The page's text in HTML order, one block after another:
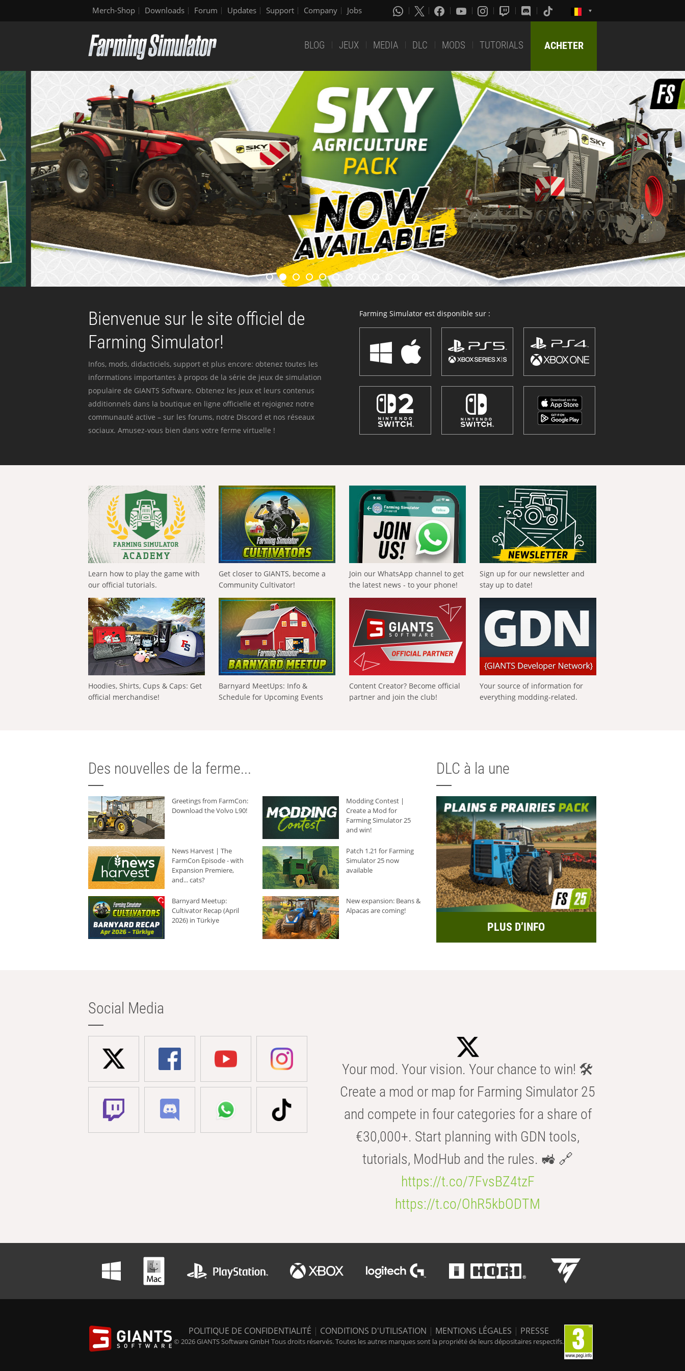
Merch-Shop Downloads Forum Updates Support Company Jobs
BLOG JEUX MEDIA DLC MODS TUTORIALS ACHETER
Bienvenue sur le site officiel de
Farming Simulator!
Infos, mods, didacticiels, support et plus encore: obtenez toutes les
informations importantes à propos de la série de jeux de simulation
populaire de GIANTS Software. Obtenez les jeux et leurs contenus
additionnels dans la boutique en ligne officielle et rejoignez notre
communauté active – sur les forums, notre Discord et nos réseaux
sociaux. Amusez-vous bien dans votre ferme virtuelle !
Farming Simulator est disponible sur :
Learn how to play the game with
our official tutorials.
Get closer to GIANTS, become a
Community Cultivator!
Join our WhatsApp channel to get
the latest news - to your phone!
Sign up for our newsletter and
stay up to date!
Hoodies, Shirts, Cups & Caps: Get
official merchandise!
Barnyard MeetUps: Info &
Schedule for Upcoming Events
Content Creator? Become official
partner and join the club!
Your source of information for
everything modding-related.
Des nouvelles de la ferme...
Greetings from FarmCon:
Download the Volvo L90!
Modding Contest |
Create a Mod for
Farming Simulator 25
and win!
News Harvest | The
FarmCon Episode - with
Expansion Premiere,
and... cats?
Patch 1.21 for Farming
Simulator 25 now
available
Barnyard Meetup:
Cultivator Recap (April
2026) in Türkiye
New expansion: Beans &
Alpacas are coming!
DLC à la une
PLUS D’INFO
Social Media
Your mod. Your vision. Your chance to win! 🛠️
Create a mod or map for Farming Simulator 25
and compete in four categories for a share of
€30,000+. Start planning with GDN tools,
tutorials, ModHub and the rules. 🚜 🔗
https://t.co/7FvsBZ4tzF
https://t.co/OhR5kbODTM
POLITIQUE DE CONFIDENTIALITÉ | CONDITIONS D'UTILISATION | MENTIONS LÉGALES | PRESSE
© 2026 GIANTS Software GmbH Tous droits réservés. Toutes les autres marques sont la propriété de leurs dépositaires respectifs.